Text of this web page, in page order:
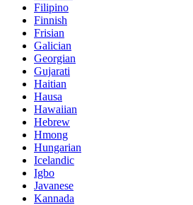
Filipino
Finnish
Frisian
Galician
Georgian
Gujarati
Haitian
Hausa
Hawaiian
Hebrew
Hmong
Hungarian
Icelandic
Igbo
Javanese
Kannada